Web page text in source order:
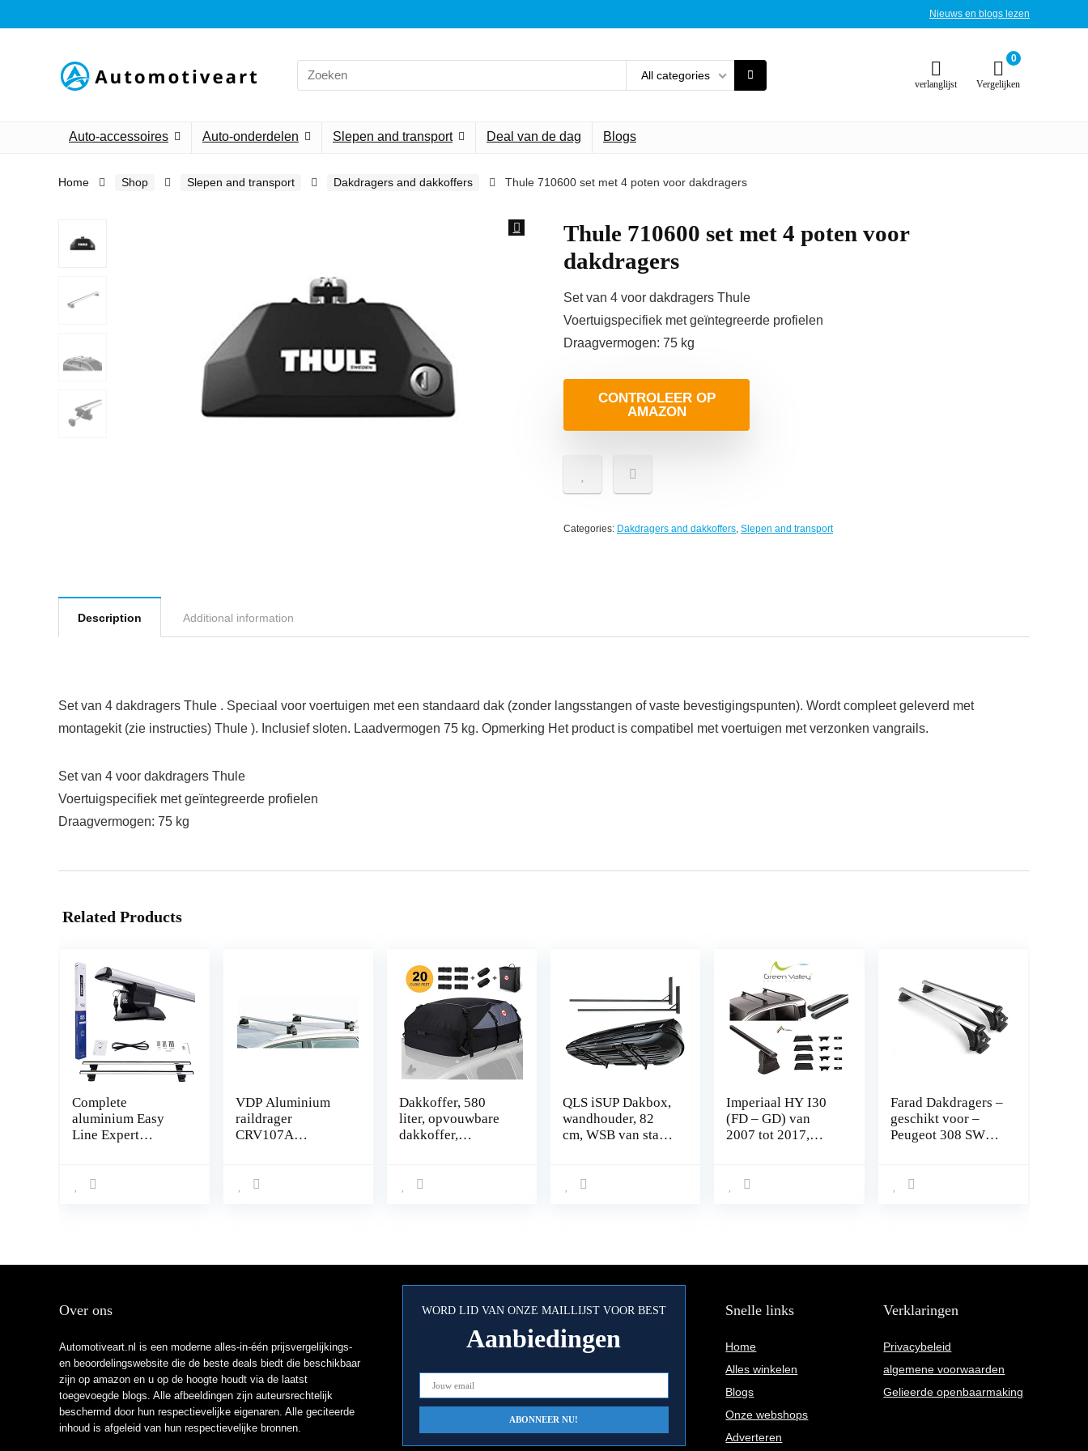
Nieuws en blogs lezen
Search
for:
All categories
verlanglijst
0
Vergelijken
Auto-accessoires Auto-onderdelen Slepen and transport Deal van de dag Blogs
Home Shop Slepen and transport Dakdragers and dakkoffers Thule 710600 set met 4 poten voor dakdragers
Thule 710600 set met 4 poten voor
dakdragers
Set van 4 voor dakdragers Thule
Voertuigspecifiek met geïntegreerde profielen
Draagvermogen: 75 kg
CONTROLEER OP
AMAZON
Categories: Dakdragers and dakkoffers, Slepen and transport
Description Additional information
Set van 4 dakdragers Thule . Speciaal voor voertuigen met een standaard dak (zonder langsstangen of vaste bevestigingspunten). Wordt compleet geleverd met
montagekit (zie instructies) Thule ). Inclusief sloten. Laadvermogen 75 kg. Opmerking Het product is compatibel met voertuigen met verzonken vangrails.
Set van 4 voor dakdragers Thule
Voertuigspecifiek met geïntegreerde profielen
Draagvermogen: 75 kg
Related Products
Complete
aluminium Easy
Line Expert
R-Klasse W251
punten met sluit
kg
VDP Aluminium
raildrager
CRV107A
Combi 5-deurs
Dakkoffer, 580
liter, opvouwbare
dakkoffer,
auto, draagbaar,
QLS iSUP Dakbox,
wandhouder, 82
cm, WSB van staal,
tuingereedschap,
Imperiaal HY I30
(FD – GD) van
2007 tot 2017,
railing met vaste
Farad Dakdragers –
geschikt voor –
Peugeot 308 SW
100kg
Over ons
Automotiveart.nl is een moderne alles-in-één prijsvergelijkings-
en beoordelingswebsite die de beste deals biedt die beschikbaar
zijn op amazon en u op de hoogte houdt via de laatst
toegevoegde blogs. Alle afbeeldingen zijn auteursrechtelijk
beschermd door hun respectievelijke eigenaren. Alle geciteerde
inhoud is afgeleid van hun respectievelijke bronnen.
WORD LID VAN ONZE MAILLIJST VOOR BEST
Aanbiedingen
Snelle links
Home
Alles winkelen
Blogs
Onze webshops
Adverteren
Verklaringen
Privacybeleid
algemene voorwaarden
Gelieerde openbaarmaking